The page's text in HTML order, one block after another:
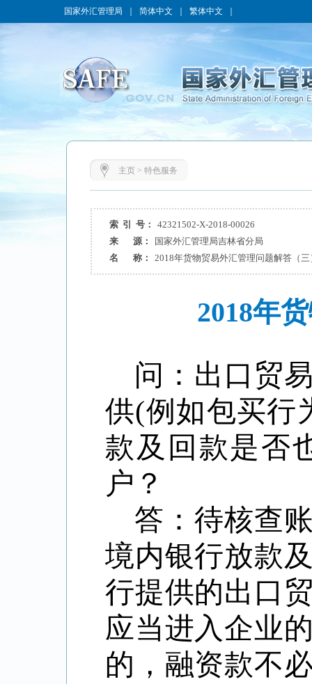
国家外汇管理局 简体中文 繁体中文
主页> 特色服务
索 引 号：
42321502-X-2018-00026
来 源：
国家外汇管理局吉林省分局
名 称：
2018年货物贸易外汇管理问题解答（三
2018年
问 ： 出口贸
供(例如包买行
款及回款是否
户？
答：待核查
境内银行放款
行提供的出口
应当进入企业
的，融资款不